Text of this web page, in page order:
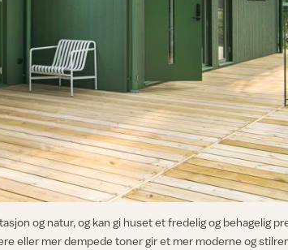
og natur, og kan gi huset et fredelig og behagelig
eller mer dempede toner gir et mer moderne og